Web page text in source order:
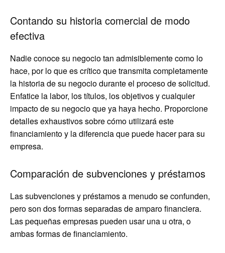
Contando su historia comercial de modo
efectiva
Nadie conoce su negocio tan admisiblemente como lo
hace, por lo que es crítico que transmita completamente
la historia de su negocio durante el proceso de solicitud.
Enfatice la labor, los títulos, los objetivos y cualquier
impacto de su negocio que ya haya hecho. Proporcione
detalles exhaustivos sobre cómo utilizará este
financiamiento y la diferencia que puede hacer para su
empresa.
Comparación de subvenciones y préstamos
Las subvenciones y préstamos a menudo se confunden,
pero son dos formas separadas de amparo financiera.
Las pequeñas empresas pueden usar una u otra, o
ambas formas de financiamiento.